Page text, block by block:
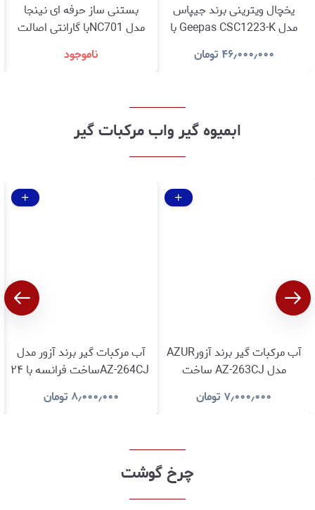
یخچال ویترینی برند جیپاس
مدل Geepas CSC1223-K با
گارانتی اصالت و سلامت کالا
۴۶٫۰۰۰٫۰۰۰ تومان
بستنی ساز حرفه ای نینجا
مدل NC701با گارانتی اصالت
و سلامت کالا
ناموجود
ابمیوه گیر واب مرکبات گیر
آب مرکبات گیر برند آزورAZUR
مدل AZ-263CJ ساخت
فرانسه با ۲۴ ماه گارانتی
شرکتی و ۵ سال خدمات پس۷٫۰۰۰٫۰۰۰ تومان
آب مرکبات گیر برند آزور مدل
AZ-264CJساخت فرانسه با ۲۴
خدمات پس ازفروش
۸٫۰۰۰٫۰۰۰ تومان
چرخ گوشت